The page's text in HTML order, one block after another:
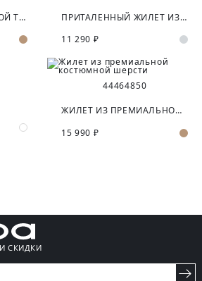
ЖИЛЕТ ИЗ КОСТЮМНОЙ ТКАНИ С V-ОБРАЗНЫМ ВЫРЕЗОМ
ПРИТАЛЕННЫЙ ЖИЛЕТ ИЗ КОСТЮМНОЙ ВИСКОЗНОЙ ТКАНИ
11 290 ₽
44464850
ЖИЛЕТ ИЗ ПРЕМИАЛЬНОЙ КОСТЮМНОЙ ШЕРСТИ
15 990 ₽
СКИДКИ